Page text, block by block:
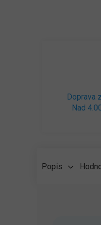
Doprava
Nad
Popis